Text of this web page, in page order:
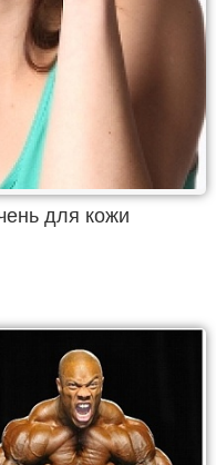
для кожи